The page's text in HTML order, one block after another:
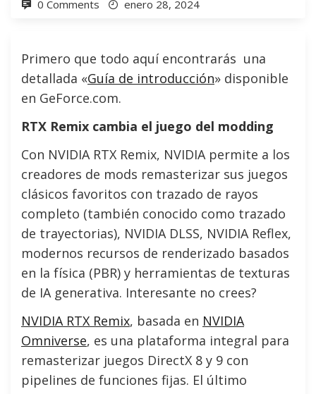
0 Comments enero 28, 2024
Primero que todo aquí encontrarás una
detallada «Guía de introducción» disponible
en GeForce.com.
RTX Remix cambia el juego del modding
Con NVIDIA RTX Remix, NVIDIA permite a los
creadores de mods remasterizar sus juegos
clásicos favoritos con trazado de rayos
completo (también conocido como trazado
de trayectorias), NVIDIA DLSS, NVIDIA Reflex,
modernos recursos de renderizado basados
en la física (PBR) y herramientas de texturas
de IA generativa. Interesante no crees?
NVIDIA RTX Remix, basada en NVIDIA
Omniverse, es una plataforma integral para
remasterizar juegos DirectX 8 y 9 con
pipelines de funciones fijas. El último